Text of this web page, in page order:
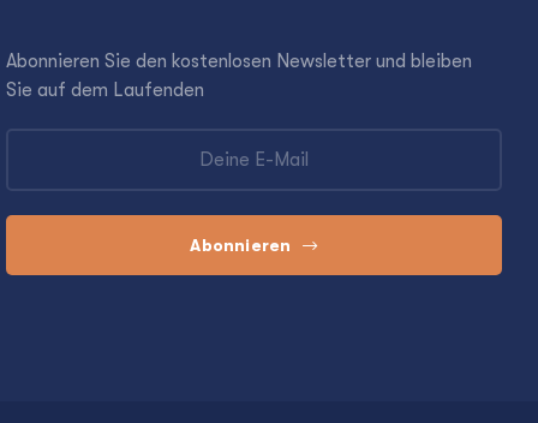
Abonnieren Sie den kostenlosen Newsletter und bleiben
Sie auf dem Laufenden
Abonnieren